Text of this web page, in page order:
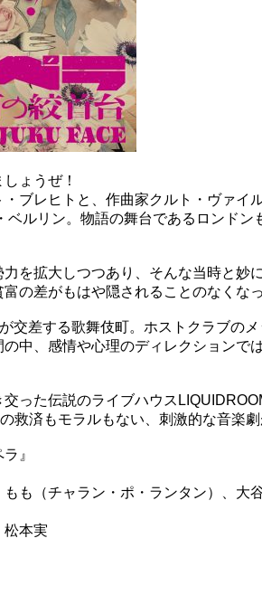
ょうぜ！
ブレヒトと、作曲家クルト・ヴァイ
ルリン。物語の舞台であるロンド
を拡大しつつあり、そんな当時と妙
の差がもはや隠されることのなくな
交差する歌舞伎町。ホストクラブの
中、感情や心理のディレクションで
った伝説のライブハウス
救済もモラルもない、刺激的な音楽劇
』
も（チャラン・ポ・ランタン）、大
松本実